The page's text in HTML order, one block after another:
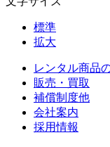
標準
拡大
レンタル商品
販売・買取
補償制度他
会社案内
採用情報